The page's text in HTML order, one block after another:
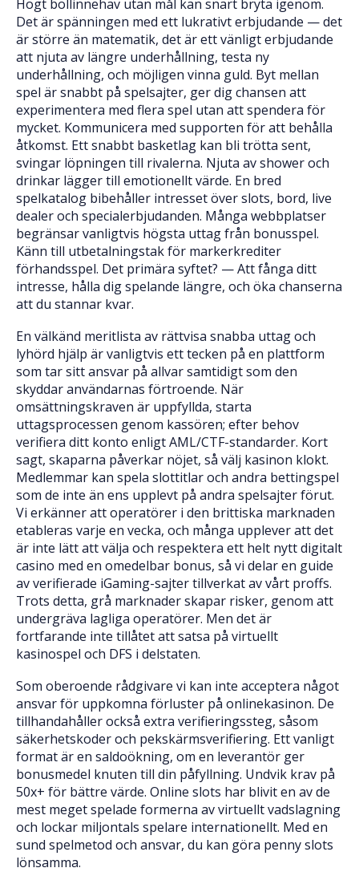
Högt bollinnehav utan mål kan snart bryta igenom.
Det är spänningen med ett lukrativt erbjudande — det
är större än matematik, det är ett vänligt erbjudande
att njuta av längre underhållning, testa ny
underhållning, och möjligen vinna guld. Byt mellan
spel är snabbt på spelsajter, ger dig chansen att
experimentera med flera spel utan att spendera för
mycket. Kommunicera med supporten för att behålla
åtkomst. Ett snabbt basketlag kan bli trötta sent,
svingar löpningen till rivalerna. Njuta av shower och
drinkar lägger till emotionellt värde. En bred
spelkatalog bibehåller intresset över slots, bord, live
dealer och specialerbjudanden. Många webbplatser
begränsar vanligtvis högsta uttag från bonusspel.
Känn till utbetalningstak för markerkrediter
förhandsspel. Det primära syftet? — Att fånga ditt
intresse, hålla dig spelande längre, och öka chanserna
att du stannar kvar.
En välkänd meritlista av rättvisa snabba uttag och
lyhörd hjälp är vanligtvis ett tecken på en plattform
som tar sitt ansvar på allvar samtidigt som den
skyddar användarnas förtroende. När
omsättningskraven är uppfyllda, starta
uttagsprocessen genom kassören; efter behov
verifiera ditt konto enligt AML/CTF-standarder. Kort
sagt, skaparna påverkar nöjet, så välj kasinon klokt.
Medlemmar kan spela slottitlar och andra bettingspel
som de inte än ens upplevt på andra spelsajter förut.
Vi erkänner att operatörer i den brittiska marknaden
etableras varje en vecka, och många upplever att det
är inte lätt att välja och respektera ett helt nytt digitalt
casino med en omedelbar bonus, så vi delar en guide
av verifierade iGaming-sajter tillverkat av vårt proffs.
Trots detta, grå marknader skapar risker, genom att
undergräva lagliga operatörer. Men det är
fortfarande inte tillåtet att satsa på virtuellt
kasinospel och DFS i delstaten.
Som oberoende rådgivare vi kan inte acceptera något
ansvar för uppkomna förluster på onlinekasinon. De
tillhandahåller också extra verifieringssteg, såsom
säkerhetskoder och pekskärmsverifiering. Ett vanligt
format är en saldoökning, om en leverantör ger
bonusmedel knuten till din påfyllning. Undvik krav på
50x+ för bättre värde. Online slots har blivit en av de
mest meget spelade formerna av virtuellt vadslagning
och lockar miljontals spelare internationellt. Med en
sund spelmetod och ansvar, du kan göra penny slots
lönsamma.